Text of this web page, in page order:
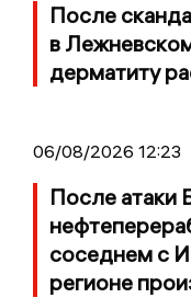
После
в
дерматиту
06/08/2026 12:23
После атаки
соседнем с
регионе